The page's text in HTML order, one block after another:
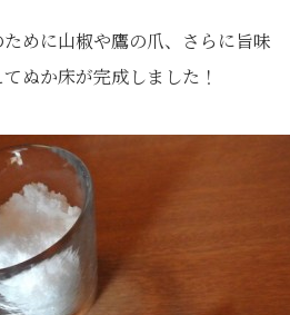
めに山椒や鷹の爪、さらに旨味
ぬか床が完成しました！